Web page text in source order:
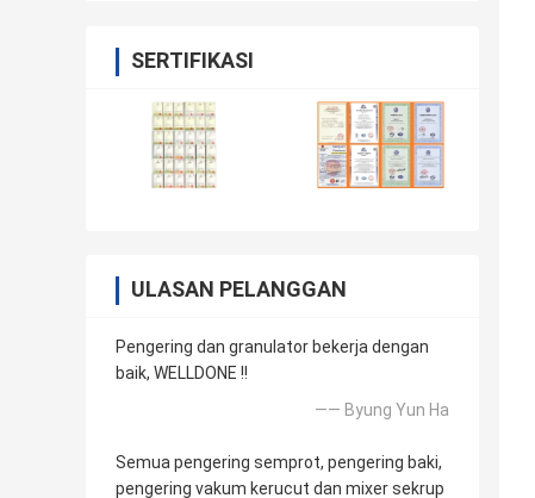
SERTIFIKASI
ULASAN PELANGGAN
Pengering dan granulator bekerja dengan
baik, WELLDONE !!
—— Byung Yun Ha
Semua pengering semprot, pengering baki,
pengering vakum kerucut dan mixer sekrup